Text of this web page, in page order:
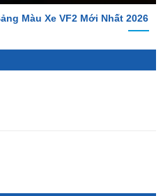
277-279 Đường số 9A, KDC